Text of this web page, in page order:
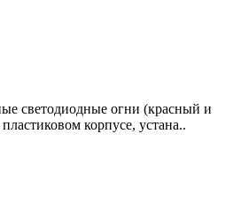
светодиодные огни (красный и
корпусе, устана..